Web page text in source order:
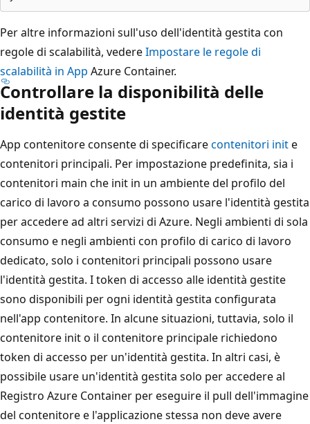
Per altre informazioni sull'uso dell'identità gestita con
regole di scalabilità, vedereImpostare le regole di
scalabilità in App Azure Container.
Controllare la disponibilità delle
identità gestite
App contenitore consente di specificarecontenitori inite
contenitori principali. Per impostazione predefinita, sia i
contenitori main che init in un ambiente del profilo del
carico di lavoro a consumo possono usare l'identità gestita
per accedere ad altri servizi di Azure. Negli ambienti di sola
consumo e negli ambienti con profilo di carico di lavoro
dedicato, solo i contenitori principali possono usare
l'identità gestita. I token di accesso alle identità gestite
sono disponibili per ogni identità gestita configurata
nell'app contenitore. In alcune situazioni, tuttavia, solo il
contenitore init o il contenitore principale richiedono
token di accesso per un'identità gestita. In altri casi, è
possibile usare un'identità gestita solo per accedere al
Registro Azure Container per eseguire il pull dell'immagine
del contenitore e l'applicazione stessa non deve avere